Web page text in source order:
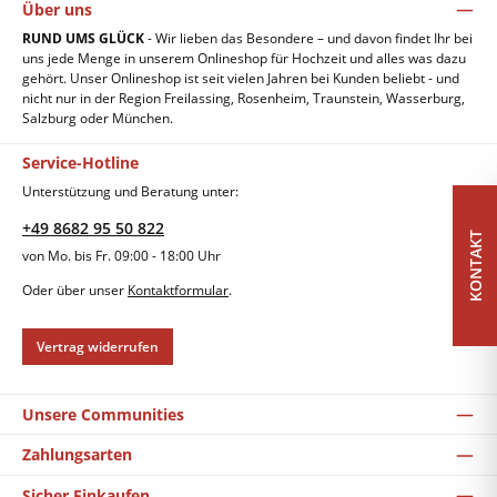
Service-Hotline
Unterstützung und Beratung unter:
+49 8682 95 50 822
von Mo. bis Fr. 09:00 - 18:00 Uhr
Oder über unser Kontaktformular.
Vertrag widerrufen
Unsere Communities
Zahlungsarten
Über uns
RUND UMS GLÜCK- Wir lieben das Besondere – und davon findet Ihr bei
uns jede Menge in unserem Onlineshop für Hochzeit und alles was dazu
gehört. Unser Onlineshop ist seit vielen Jahren bei Kunden beliebt - und
nicht nur in der Region Freilassing, Rosenheim, Traunstein, Wasserburg,
Salzburg oder München.
KONTAKT